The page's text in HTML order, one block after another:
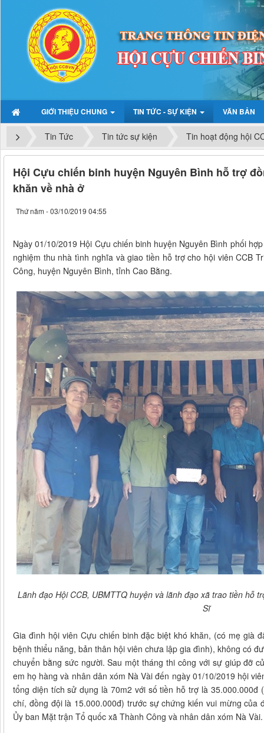
GIỚI THIỆU CHUNG TIN TỨC - SỰ KIỆN VĂN BẢN
Tin Tức Tin tức sự kiện Tin hoạt động hội
Hội Cựu chiến binh huyện Nguyên Bình hỗ trợ
khăn về nhà ở
Thứ năm - 03/10/2019 04:55
Ngày 01/10/2019 Hội Cựu chiến binh huyện Nguyên Bình phối
nghiệm thu nhà tình nghĩa và giao tiền hỗ trợ cho hội viên CCB
Công, huyện Nguyên Bình, tỉnh Cao Bằng.
Lãnh đạo Hội CCB, UBMTTQ huyện và lãnh đạo xã trao tiền hỗ
Sĩ
Gia đình hội viên Cựu chiến binh đặc biệt khó khăn, (có mẹ già
bệnh thiểu năng, bản thân hội viên chưa lập gia đình), không có
chuyển bằng sức người. Sau một tháng thi công với sự giúp đỡ
em họ hàng và nhân dân xóm Nà Vài đến ngày 01/10/2019 hội
tổng diện tích sử dụng là 70m2 với số tiền hỗ trợ là 35.000.000đ
chí, đồng đội là 15.000.000đ) trước sự chứng kiến vui mừng của
Ủy ban Mặt trận Tổ quốc xã Thành Công và nhân dân xóm Nà Vài.